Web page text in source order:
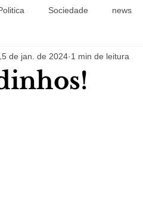
Sociedade news
de jan. de 2024 1 min de leitura